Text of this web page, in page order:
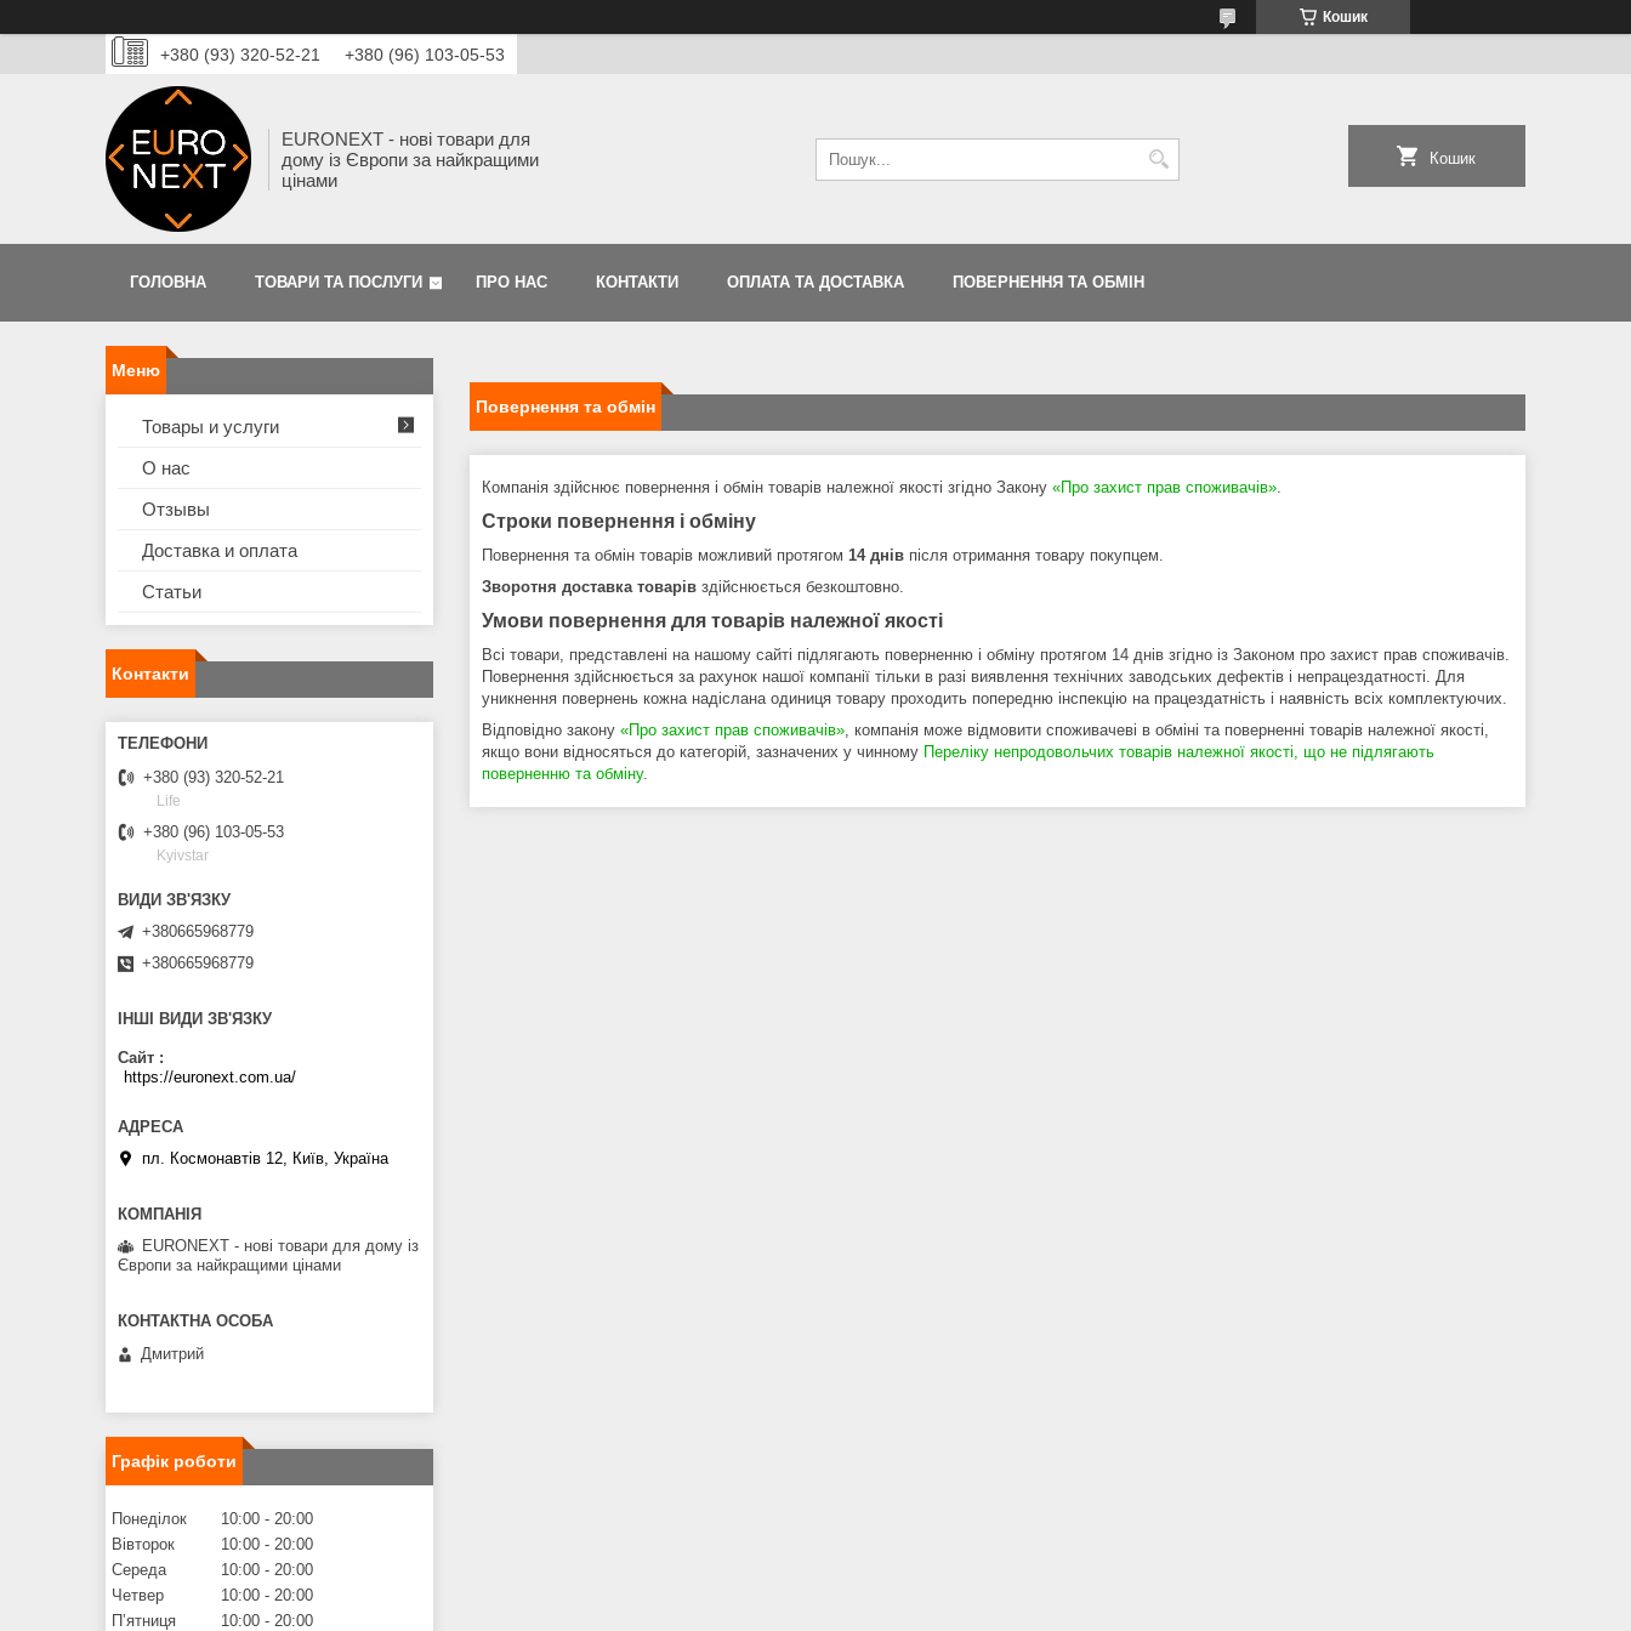
Кошик
+380 (93) 320-52-21 +380 (96) 103-05-53
EURONEXT - нові товари для
дому із Європи за найкращими
цінами
Кошик
ГОЛОВНА ТОВАРИ ТА ПОСЛУГИ ПРО НАС КОНТАКТИ ОПЛАТА ТА ДОСТАВКА ПОВЕРНЕННЯ ТА ОБМІН
Повернення та обмін
Компанія здійснює повернення і обмін товарів належної якості згідно Закону «Про захист прав споживачів».
Строки повернення і обміну
Повернення та обмін товарів можливий протягом 14 днів після отримання товару покупцем.
Зворотня доставка товарів здійснюється безкоштовно.
Умови повернення для товарів належної якості
Всі товари, представлені на нашому сайті підлягають поверненню і обміну протягом 14 днів згідно із Законом про захист прав споживачів.
Повернення здійснюється за рахунок нашої компанії тільки в разі виявлення технічних заводських дефектів і непрацездатності. Для
уникнення повернень кожна надіслана одиниця товару проходить попередню інспекцію на працездатність і наявність всіх комплектуючих.
Відповідно закону «Про захист прав споживачів», компанія може відмовити споживачеві в обміні та поверненні товарів належної якості,
якщо вони відносяться до категорій, зазначених у чинному Переліку непродовольчих товарів належної якості, що не підлягають
поверненню та обміну.
Товары и услуги
О нас
Отзывы
Доставка и оплата
Статьи
Контакти
+380 (93) 320-52-21
Life
+380 (96) 103-05-53
Kyivstar
+380665968779
+380665968779
ІНШІ ВИДИ ЗВ'ЯЗКУ
Сайт
https://euronext.com.ua/
пл. Космонавтів 12, Київ, Україна
EURONEXT - нові товари для дому із
Європи за найкращими цінами
Дмитрий
Графік роботи
Понеділок 10:00
20:00
Вівторок
10:00
20:00
Середа
10:00
20:00
Четвер
10:00
20:00
Пʼятниця
10:00 20:00